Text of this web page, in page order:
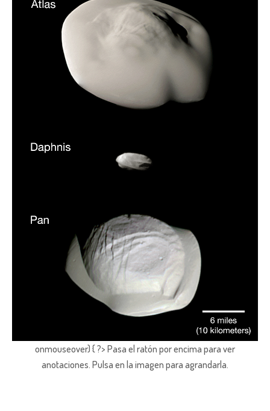
onmouseover) { ?> Pasa el ratón por encima para ver
anotaciones. Pulsa en la imagen para agrandarla.